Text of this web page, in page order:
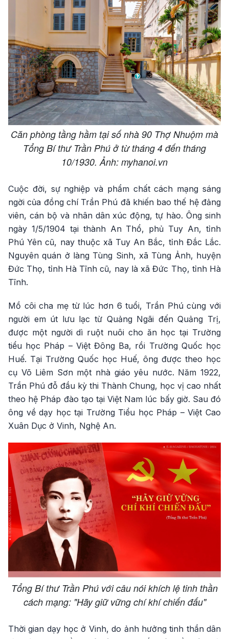
Căn phòng tầng hầm tại số nhà 90 Thợ Nhuộm mà
Tổng Bí thư Trần Phú ở từ tháng 4 đến tháng
10/1930. Ảnh: myhanoi.vn
Cuộc đời, sự nghiệp và phẩm chất cách mạng sáng
ngời của đồng chí Trần Phú đã khiến bao thế hệ đảng
viên, cán bộ và nhân dân xúc động, tự hào. Ông sinh
ngày 1/5/1904 tại thành An Thổ, phủ Tuy An, tỉnh
Phú Yên cũ, nay thuộc xã Tuy An Bắc, tỉnh Đắc Lắc.
Nguyên quán ở làng Tùng Sinh, xã Tùng Ảnh, huyện
Đức Thọ, tỉnh Hà Tĩnh cũ, nay là xã Đức Thọ, tỉnh Hà
Tĩnh.
Mồ côi cha mẹ từ lúc hơn 6 tuổi, Trần Phú cùng với
người em út lưu lạc từ Quảng Ngãi đến Quảng Trị,
được một người dì ruột nuôi cho ăn học tại Trường
tiểu học Pháp – Việt Đông Ba, rồi Trường Quốc học
Huế. Tại Trường Quốc học Huế, ông được theo học
cụ Võ Liêm Sơn một nhà giáo yêu nước. Năm 1922,
Trần Phú đỗ đầu kỳ thi Thành Chung, học vị cao nhất
theo hệ Pháp đào tạo tại Việt Nam lúc bấy giờ. Sau đó
ông về dạy học tại Trường Tiểu học Pháp – Việt Cao
Xuân Dục ở Vinh, Nghệ An.
Tổng Bí thư Trần Phú với câu nói khích lệ tinh thần
cách mạng: "Hãy giữ vững chí khí chiến đấu"
Thời gian dạy học ở Vinh, do ảnh hưởng tinh thần dân